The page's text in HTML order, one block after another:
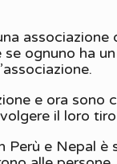
ognuno ha
e ora sono
il loro
Perù e Nepal